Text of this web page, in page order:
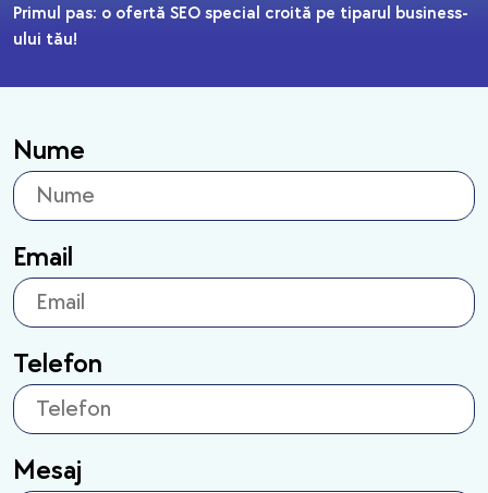
Primul pas: o ofertă SEO special croită pe tiparul business-
ului tău!
Nume
Email
Telefon
Mesaj